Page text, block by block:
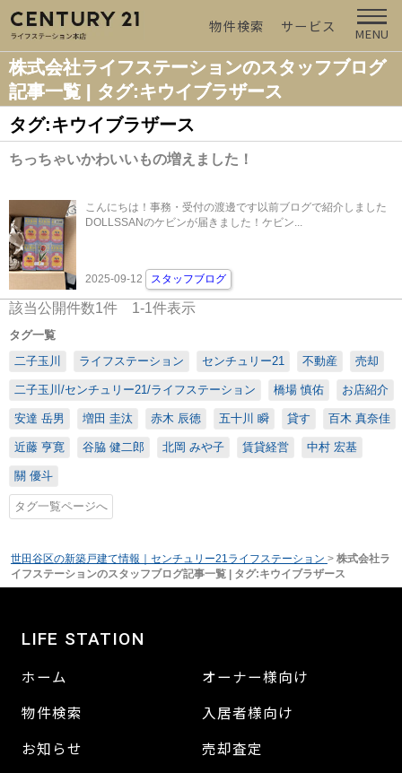
物件検索 サービス MENU
株式会社ライフステーションのスタッフブログ
記事一覧 | タグ:キウイブラザース
タグ:キウイブラザース
ちっちゃいかわいいもの増えました！
こんにちは！事務・受付の渡邊です以前ブログで紹介しました
DOLLSSANのケビンが届きました！ケビン...
2025-09-12 スタッフブログ
該当公開件数1件 1-1件表示
タグ一覧
二子玉川
ライフステーション センチュリー21 不動産 売却
二子玉川/センチュリー21/ライフステーション 橋場 慎佑 お店紹介
安達 岳男 増田 圭汰 赤木 辰徳 五十川 瞬 貸す 百木 真奈佳
近藤 亨寛 谷脇 健二郎 北岡 みや子 賃貸経営 中村 宏基
關 優斗
タグ一覧ページへ
世田谷区の新築戸建て情報｜センチュリー21ライフステーション > 株式会社ラ
イフステーションのスタッフブログ記事一覧 | タグ:キウイブラザース
LIFE STATION
ホーム
物件検索
お知らせ
オーナー様向け
入居者様向け
売却査定